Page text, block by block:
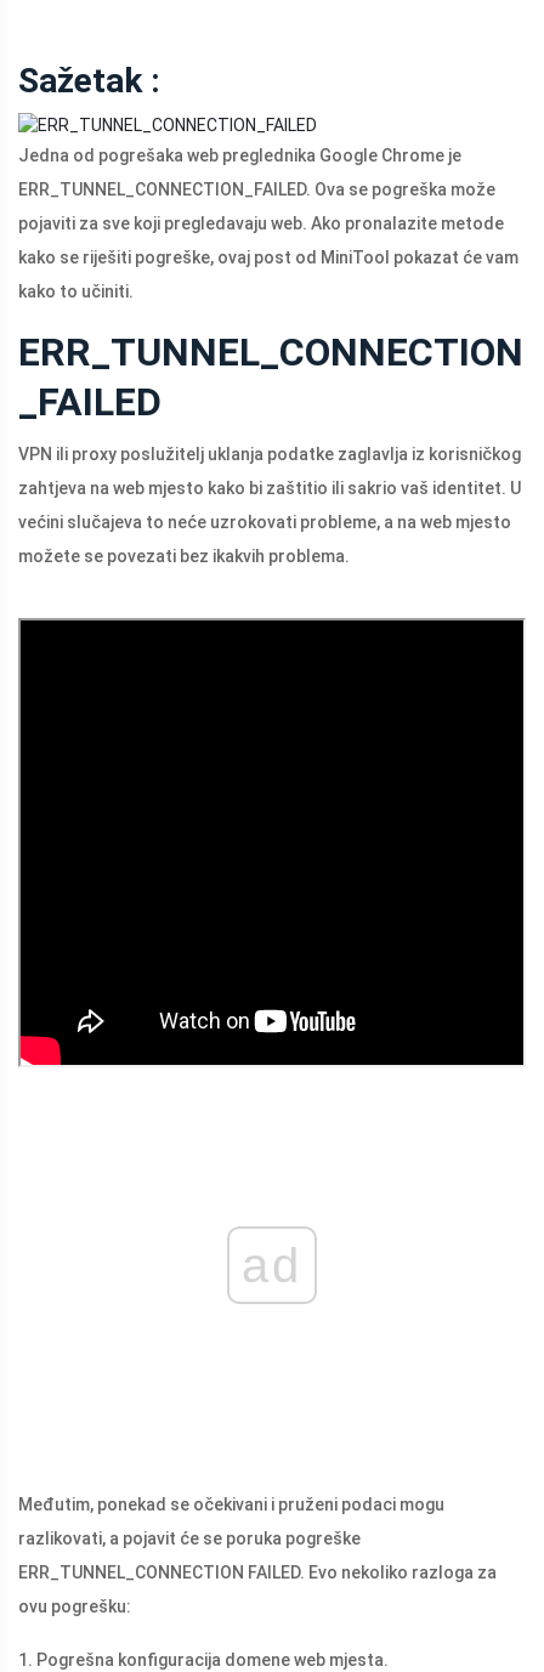
Sažetak :
Jedna od pogrešaka web preglednika Google Chrome je
ERR_TUNNEL_CONNECTION_FAILED. Ova se pogreška može
pojaviti za sve koji pregledavaju web. Ako pronalazite metode
kako se riješiti pogreške, ovaj post od MiniTool pokazat će vam
kako to učiniti.
ERR_TUNNEL_CONNECTION
_FAILED
VPN ili proxy poslužitelj uklanja podatke zaglavlja iz korisničkog
zahtjeva na web mjesto kako bi zaštitio ili sakrio vaš identitet. U
većini slučajeva to neće uzrokovati probleme, a na web mjesto
možete se povezati bez ikakvih problema.
ad
Međutim, ponekad se očekivani i pruženi podaci mogu
razlikovati, a pojavit će se poruka pogreške
ERR_TUNNEL_CONNECTION FAILED. Evo nekoliko razloga za
ovu pogrešku:
1. Pogrešna konfiguracija domene web mjesta.